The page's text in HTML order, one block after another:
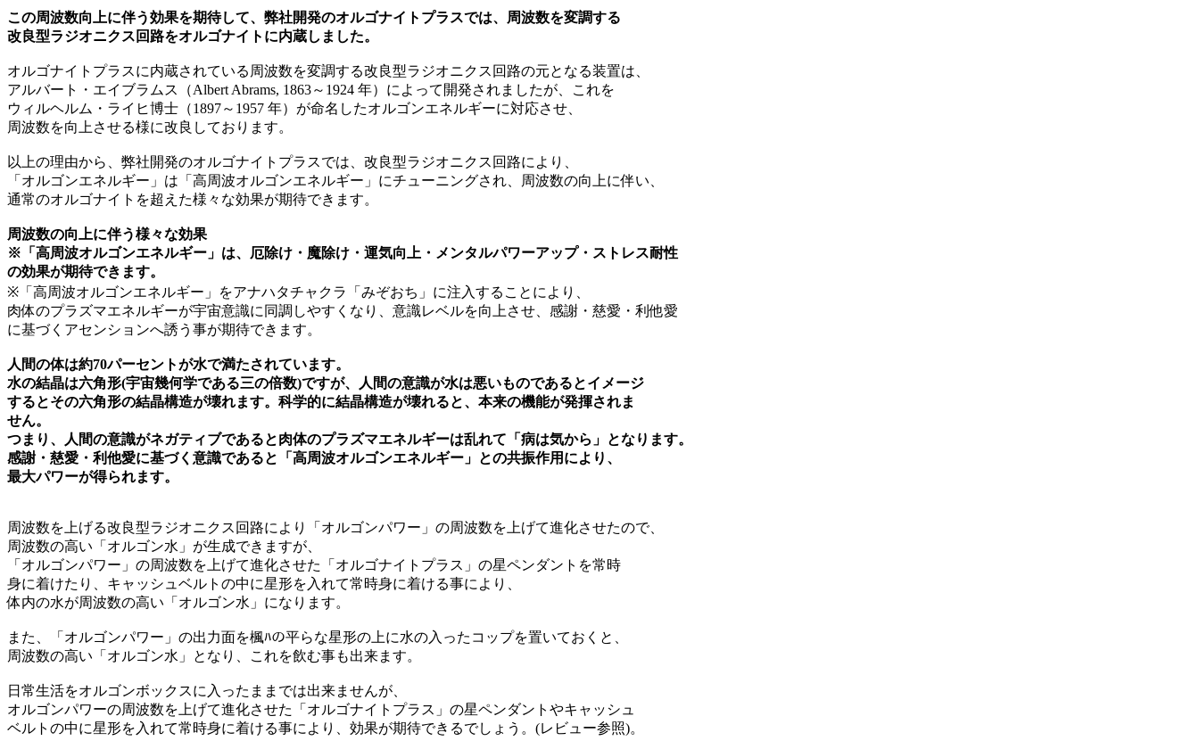
この周波数向上に伴う効果を期待して、弊社開発のオルゴナイトプラスでは、周波数を変調する
改良型ラジオニクス回路をオルゴナイトに内蔵しました。
オルゴナイトプラスに内蔵されている周波数を変調する改良型ラジオニクス回路の元となる装置は、
アルバート・エイブラムス（Albert Abrams, 1863～1924 年）によって開発されましたが、これを
ウィルヘルム・ライヒ博士（1897～1957 年）が命名したオルゴンエネルギーに対応させ、
周波数を向上させる様に改良しております。
以上の理由から、弊社開発のオルゴナイトプラスでは、改良型ラジオニクス回路により、
「オルゴンエネルギー」は「高周波オルゴンエネルギー」にチューニングされ、周波数の向上に伴い、
通常のオルゴナイトを超えた様々な効果が期待できます。
周波数の向上に伴う様々な効果
※「高周波オルゴンエネルギー」は、厄除け・魔除け・運気向上・メンタルパワーアップ・ストレス耐性
の効果が期待できます。
※「高周波オルゴンエネルギー」をアナハタチャクラ「みぞおち」に注入することにより、
肉体のプラズマエネルギーが宇宙意識に同調しやすくなり、意識レベルを向上させ、感謝・慈愛・利他愛
に基づくアセンションへ誘う事が期待できます。
人間の体は約70パーセントが水で満たされています。
水の結晶は六角形(宇宙幾何学である三の倍数)ですが、人間の意識が水は悪いものであるとイメージ
するとその六角形の結晶構造が壊れます。科学的に結晶構造が壊れると、本来の機能が発揮されま
せん。
つまり、人間の意識がネガティブであると肉体のプラズマエネルギーは乱れて「病は気から」となります。
感謝・慈愛・利他愛に基づく意識であると「高周波オルゴンエネルギー」との共振作用により、
最大パワーが得られます。
周波数を上げる改良型ラジオニクス回路により「オルゴンパワー」の周波数を上げて進化させたので、
周波数の高い「オルゴン水」が生成できますが、
「オルゴンパワー」の周波数を上げて進化させた「オルゴナイトプラス」の星ペンダントを常時
身に着けたり、キャッシュベルトの中に星形を入れて常時身に着ける事により、
体内の水が周波数の高い「オルゴン水」になります。
また、「オルゴンパワー」の出力面を楓ﾊの平らな星形の上に水の入ったコップを置いておくと、
周波数の高い「オルゴン水」となり、これを飲む事も出来ます。
日常生活をオルゴンボックスに入ったままでは出来ませんが、
オルゴンパワーの周波数を上げて進化させた「オルゴナイトプラス」の星ペンダントやキャッシュ
ベルトの中に星形を入れて常時身に着ける事により、効果が期待できるでしょう。(レビュー参照)。